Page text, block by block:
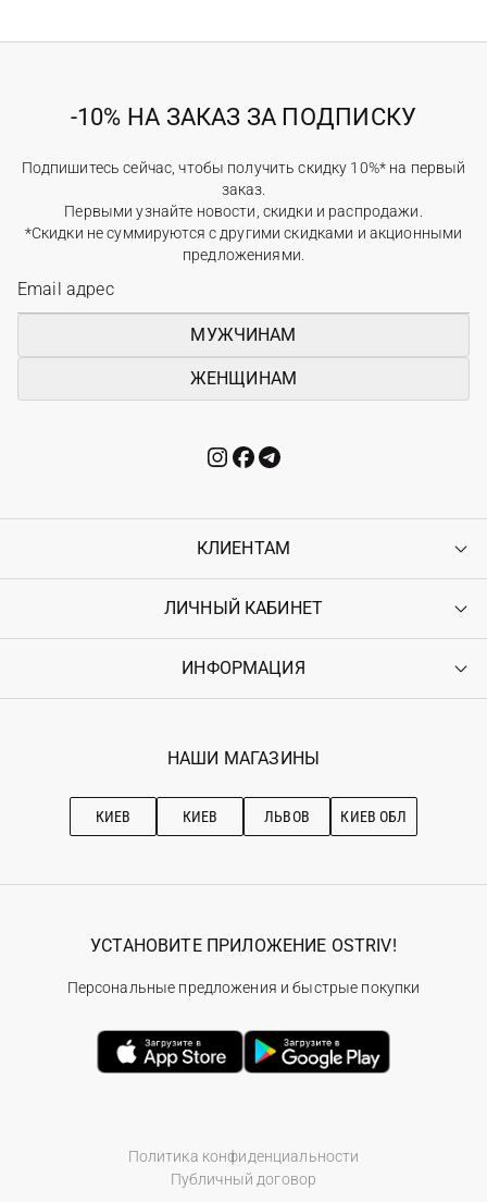
-10% НА ЗАКАЗ ЗА ПОДПИСКУ
Подпишитесь сейчас, чтобы получить скидку 10%* на первый
заказ.
Первыми узнайте новости, скидки и распродажи.
*Скидки не суммируются с другими скидками и акционными
предложениями.
МУЖЧИНАМ
ЖЕНЩИНАМ
КЛИЕНТАМ
Контакты
Возврат
Гарантия
ЛИЧНЫЙ КАБИНЕТ
Войти
Ostriv Club+
ИНФОРМАЦИЯ
Наши магазини
Рекомендации по уходу
НАШИ МАГАЗИНЫ
КИЕВ КИЕВ ЛЬВОВ КИЕВ ОБЛ
Политика конфиденциальности
Публичный договор
УСТАНОВИТЕ ПРИЛОЖЕНИЕ OSTRIV!
Персональные предложения и быстрые покупки